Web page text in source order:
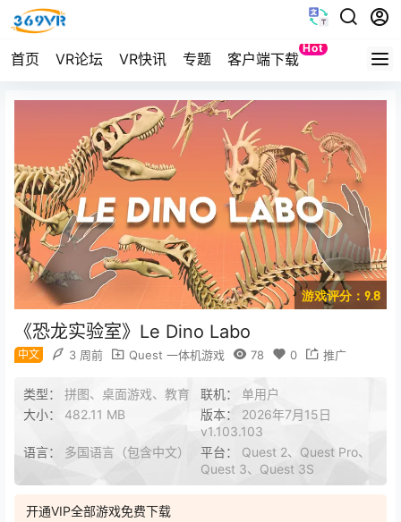
首页 VR论坛 VR快讯 专题 客户端下载
Hot
Quest
游戏评分：9.8
《恐龙实验室》Le Dino Labo
中文 3 周前 Quest 一体机游戏 78 0 推广
类型： 拼图、桌面游戏、教育 联机： 单用户
大小： 482.11 MB 版本： 2026年7月15日
v1.103.103
语言： 多国语言（包含中文） 平台： Quest 2、Quest Pro、
Quest 3、Quest 3S
开通VIP全部游戏免费下载